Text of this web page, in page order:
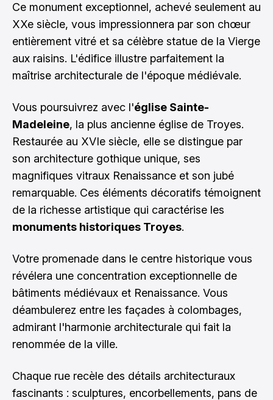
Ce monument exceptionnel, achevé seulement au
XXe siècle, vous impressionnera par son chœur
entièrement vitré et sa célèbre statue de la Vierge
aux raisins. L'édifice illustre parfaitement la
maîtrise architecturale de l'époque médiévale.
Vous poursuivrez avec l'église Sainte-
Madeleine, la plus ancienne église de Troyes.
Restaurée au XVIe siècle, elle se distingue par
son architecture gothique unique, ses
magnifiques vitraux Renaissance et son jubé
remarquable. Ces éléments décoratifs témoignent
de la richesse artistique qui caractérise les
monuments historiques Troyes.
Votre promenade dans le centre historique vous
révélera une concentration exceptionnelle de
bâtiments médiévaux et Renaissance. Vous
déambulerez entre les façades à colombages,
admirant l'harmonie architecturale qui fait la
renommée de la ville.
Chaque rue recèle des détails architecturaux
fascinants : sculptures, encorbellements, pans de